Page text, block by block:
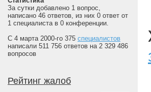
За сутки добавлено 1 вопрос,
написано 46 ответов, из них 0 ответ от
1 специалиста в 0 конференции.
С 4 марта 2000-го 375 специалистов
написали 511 756 ответов на 2 329 486
вопросов
Рейтинг жалоб